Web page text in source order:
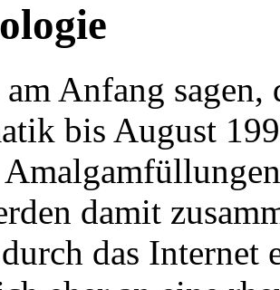
Anfang
bis August
damit
das Internet